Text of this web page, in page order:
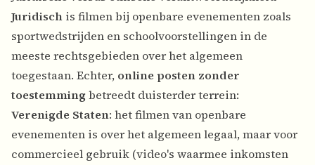
Juridisch is filmen bij openbare evenementen zoals
sportwedstrijden en schoolvoorstellingen in de
meeste rechtsgebieden over het algemeen
toegestaan. Echter, online posten zonder
toestemmingbetreedt duisterder terrein:
Verenigde Staten: het filmen van openbare
evenementen is over het algemeen legaal, maar voor
commercieel gebruik (video's waarmee inkomsten